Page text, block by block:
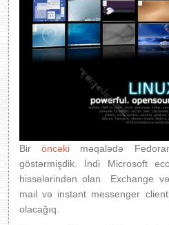
Biröncəki məqalədə
göstərmişdik. İndi Microsoft
hissələrindən olan Exchange
mail və instant messenger
olacağıq.